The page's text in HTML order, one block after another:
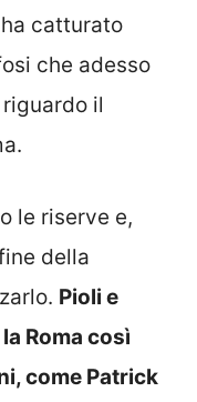
catturato
che adesso
il
le riserve e,
della
Pioli e
Roma così
come Patrick